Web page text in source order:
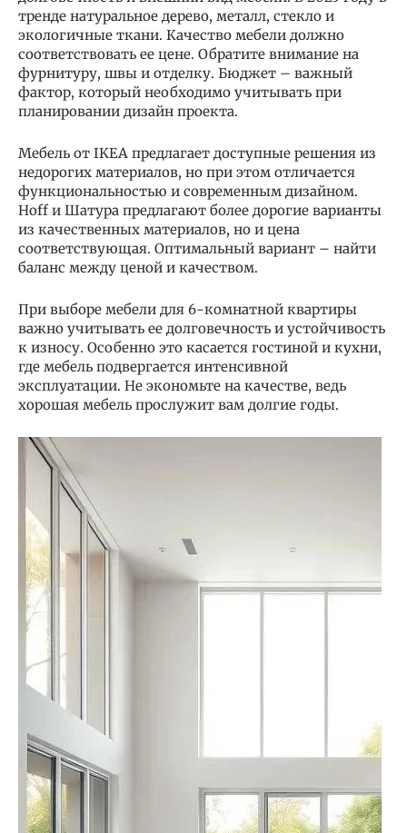
тренде натуральное дерево, металл, стекло и
экологичные ткани. Качество мебели должно
соответствовать ее цене. Обратите внимание на
фурнитуру, швы и отделку. Бюджет – важный
фактор, который необходимо учитывать при
планировании дизайн проекта.
Мебель от IKEA предлагает доступные решения из
недорогих материалов, но при этом отличается
функциональностью и современным дизайном.
Hoff и Шатура предлагают более дорогие варианты
из качественных материалов, но и цена
соответствующая. Оптимальный вариант – найти
баланс между ценой и качеством.
При выборе мебели для 6-комнатной квартиры
важно учитывать ее долговечность и устойчивость
к износу. Особенно это касается гостиной и кухни,
где мебель подвергается интенсивной
эксплуатации. Не экономьте на качестве, ведь
хорошая мебель прослужит вам долгие годы.